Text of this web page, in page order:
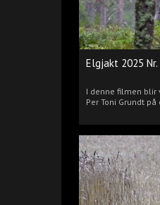
Elgjakt 2025 Nr.
I denne filmen blir
Per Toni Grundt på